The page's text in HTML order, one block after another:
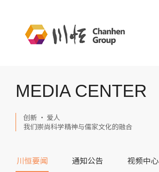
MEDIA CENTER
创新 · 爱人
我们崇尚科学精神与儒家文化的融合
川恒要闻 通知公告 视频中心